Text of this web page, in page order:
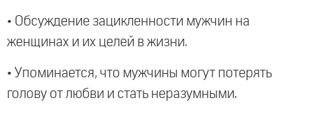
• Обсуждение зацикленности мужчин на
женщинах и их целей в жизни.
• Упоминается, что мужчины могут потерять
голову от любви и стать неразумными.